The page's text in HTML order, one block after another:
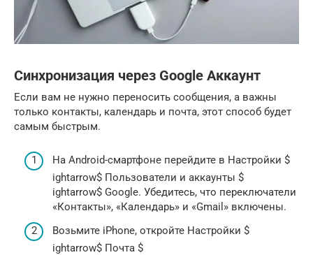
Синхронизация через Google Аккаунт
Если вам не нужно переносить сообщения, а важны
только контакты, календарь и почта, этот способ будет
самым быстрым.
На Android-смартфоне перейдите в Настройки $
ightarrow$ Пользователи и аккаунты $
ightarrow$ Google. Убедитесь, что переключатели
«Контакты», «Календарь» и «Gmail» включены.
Возьмите iPhone, откройте Настройки $
ightarrow$ Почта $